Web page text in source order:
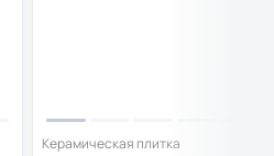
Керамическая плитка